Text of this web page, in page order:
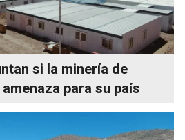
si la minería de
para su país